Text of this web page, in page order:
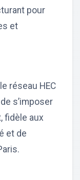
pour
et
réseau HEC
s’imposer
fidèle aux
et de